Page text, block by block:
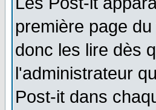
première page
donc les lire dès
l'administrateur
Post-it dans